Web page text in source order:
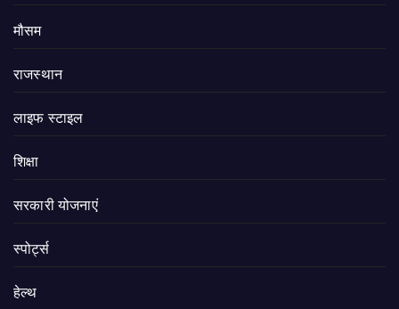
मौसम
राजस्थान
लाइफ स्टाइल
शिक्षा
सरकारी योजनाएं
स्पोर्ट्स
हेल्थ